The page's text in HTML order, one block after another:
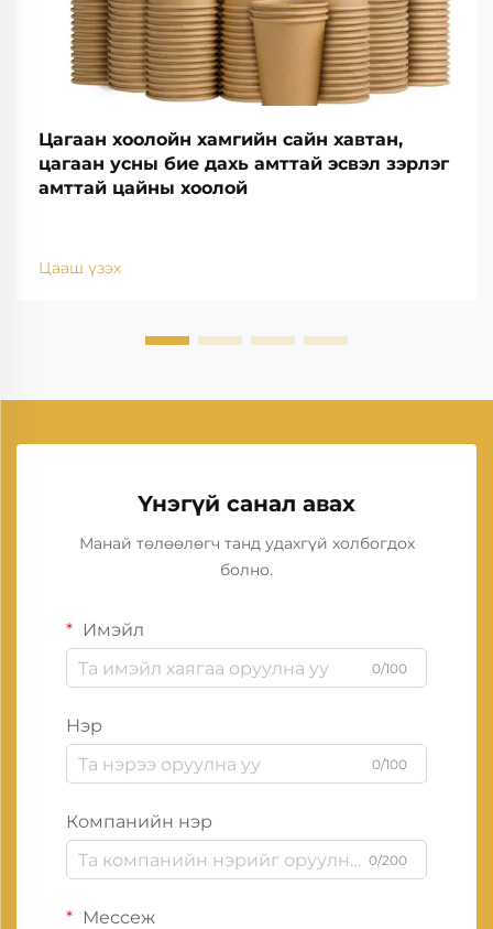
Цагаан хоолойн хамгийн сайн хавтан,
цагаан усны бие дахь амттай эсвэл зэрлэг
амттай цайны хоолой
Цааш үзэх
Үнэгүй санал авах
Манай төлөөлөгч танд удахгүй холбогдох
болно.
Имэйл
0/100
Нэр
0/100
Компанийн нэр
0/200
Мессеж